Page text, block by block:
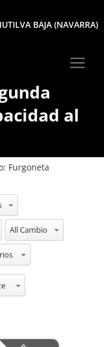
BAJA (NAVARRA)
al
Furgoneta
All Cambio